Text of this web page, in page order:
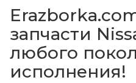
запчасти
любого
исполнения!